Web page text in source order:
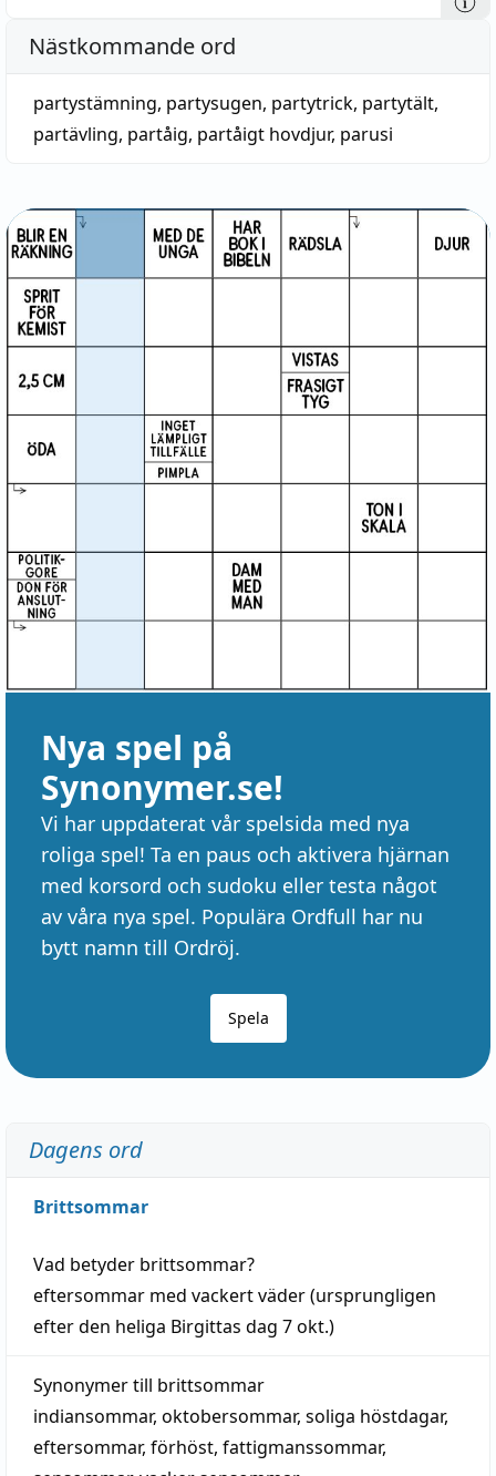
Nästkommande ord
partystämning, partysugen, partytrick, partytält,
partävling, partåig, partåigt hovdjur, parusi
Nya spel på
Synonymer.se!
Vi har uppdaterat vår spelsida med nya
roliga spel! Ta en paus och aktivera hjärnan
med korsord och sudoku eller testa något
av våra nya spel. Populära Ordfull har nu
bytt namn till Ordröj.
Spela
Dagens ord
Brittsommar
Vad betyder brittsommar?
eftersommar med vackertväder(ursprungligen
efter den heliga Birgittas dag 7 okt.)
Synonymer till brittsommar
indiansommar, oktobersommar, soliga höstdagar,
eftersommar, förhöst, fattigmanssommar,